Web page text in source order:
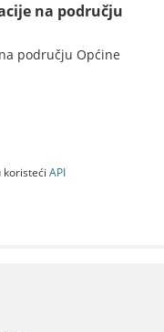
na području
području Općine
koristeći API